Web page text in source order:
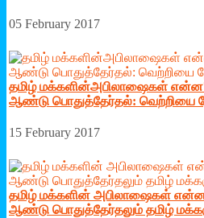
05 February 2017
தமிழ் மக்களின்அபிலாஷைகள் என்ன?
ஆண்டு பொதுத்தேர்தல்: வெற்றியை
15 February 2017
தமிழ் மக்களின் அபிலாஷைகள் என்ன?
ஆண்டு பொதுத்தேர்தலும் தமிழ்